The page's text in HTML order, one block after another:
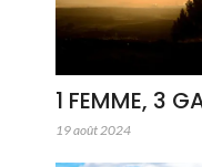
1 FEMME, 3
19 août 2024